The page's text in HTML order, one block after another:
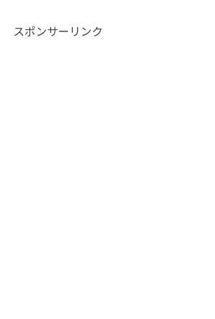
スポンサーリンク